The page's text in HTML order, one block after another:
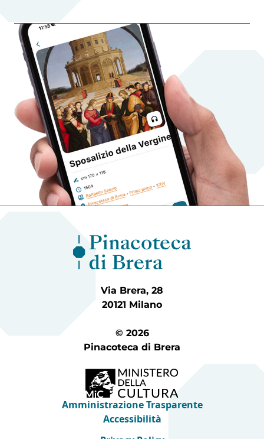
Via Brera, 28
20121 Milano
© 2026
Pinacoteca di Brera
Amministrazione Trasparente
Accessibilità